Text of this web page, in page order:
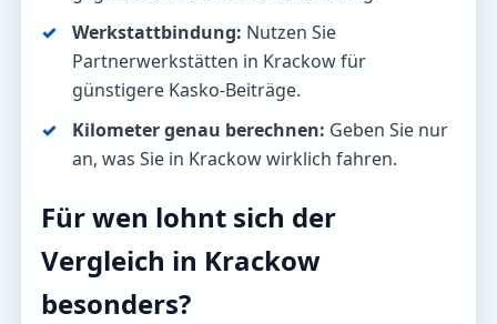
Werkstattbindung: Nutzen Sie
Partnerwerkstätten in Krackow für
günstigere Kasko-Beiträge.
Kilometer genau berechnen: Geben Sie nur
an, was Sie in Krackow wirklich fahren.
Für wen lohnt sich der
Vergleich in Krackow
besonders?